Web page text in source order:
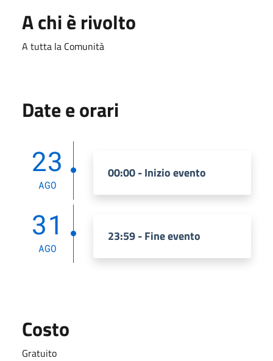
A chi è rivolto
A tutta la Comunità
Date e orari
23
AGO
00:00 - Inizio evento
31
AGO
23:59 - Fine evento
Costo
Gratuito